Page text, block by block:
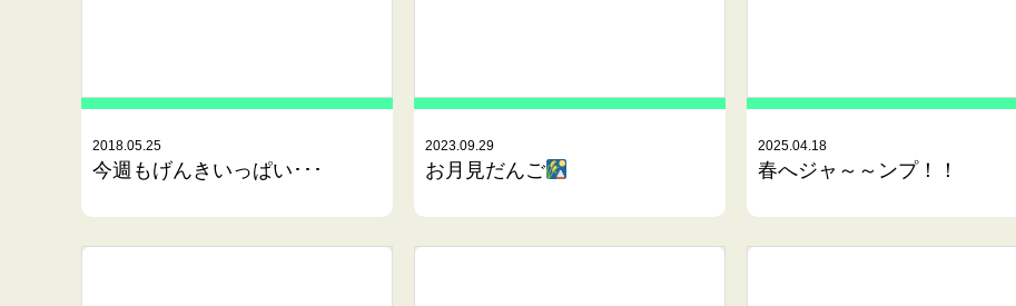
2018.05.25
今週もげんきいっぱい･･･
2023.09.29
お月見だんご
2025.04.18
春へジャ～～ンプ！！